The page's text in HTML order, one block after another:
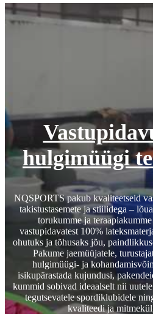
hulgimüügi
NQSPORTS pakub kvaliteetseid
takistustasemete ja stiilidega –
torukumme ja
vastupidavatest 100%
ohutuks ja tõhusaks jõu,
Pakume jaemüüjatele,
hulgimüügi- ja
isikupärastada kujundusi,
kummid sobivad ideaalselt nii
tegutsevatele spordiklubidele
kvaliteedi ja